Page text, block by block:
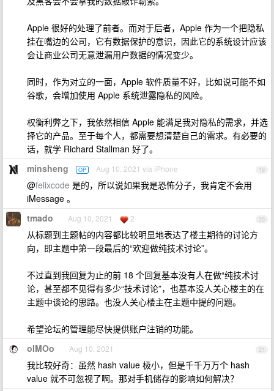
Apple 很好的处理了前者。而对于后者，Apple 作为一个把隐私
挂在嘴边的公司，它有数据保护的意识，因此它的系统设计应该
会让商业公司无意泄漏用户数据的情况变少。
同时，作为对立的一面，Apple 软件质量不好，比如说可能不如
谷歌，会增加使用 Apple 系统泄露隐私的风险。
权衡利弊之下，我依然相信 Apple 能满足我对隐私的需求，并选
择它的产品。至于每个人，都需要想清楚自己的需求。有必要的
话，就学 Richard Stallman 好了。
19
minsheng OP Aug 10, 2021 via iPhone
@felixcode 是的，所以说如果我是恐怖分子，我肯定不会用
iMessage 。
20
tmado Aug 10, 2021 2
从标题到主题帖的内容都比较明显地表达了楼主期待的讨论方
向，即主题中第一段最后的“欢迎做纯技术讨论”。
不过直到我回复为止的前 18 个回复基本没有人在做“纯技术讨
论，甚至都不见得有多少“技术讨论”，也基本没人关心楼主的在
主题中谈论的思路。也没人关心楼主在主题中提的问题。
希望论坛的管理能尽快提供账户注销的功能。
21
oIMOo Aug 10, 2021
我比较好奇：虽然 hash value 极小，但是千千万万个 hash
value 就不可忽视了啊。那对手机储存的影响如何解决？